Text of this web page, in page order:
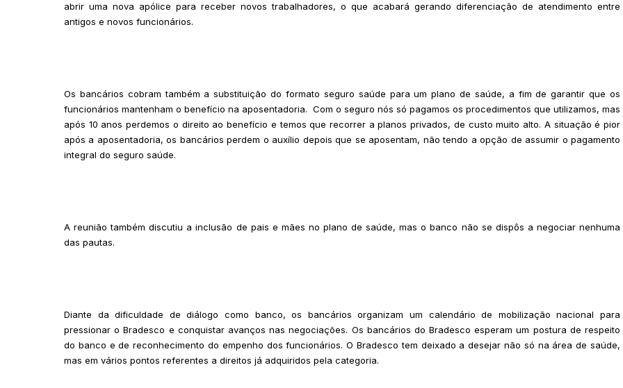
abrir uma nova apólice para receber novos trabalhadores, o que acabará gerando diferenciação de atendimento entre
antigos e novos funcionários.
Os bancários cobram também a substituição do formato seguro saúde para um plano de saúde, a fim de garantir que os
funcionários mantenham o benefício na aposentadoria. Com o seguro nós só pagamos os procedimentos que utilizamos, mas
após 10 anos perdemos o direito ao benefício e temos que recorrer a planos privados, de custo muito alto. A situação é pior
após a aposentadoria, os bancários perdem o auxílio depois que se aposentam, não tendo a opção de assumir o pagamento
integral do seguro saúde.
A reunião também discutiu a inclusão de pais e mães no plano de saúde, mas o banco não se dispôs a negociar nenhuma
das pautas.
Diante da dificuldade de diálogo como banco, os bancários organizam um calendário de mobilização nacional para
pressionar o Bradesco e conquistar avanços nas negociações. Os bancários do Bradesco esperam um postura de respeito
do banco e de reconhecimento do empenho dos funcionários. O Bradesco tem deixado a desejar não só na área de saúde,
mas em vários pontos referentes a direitos já adquiridos pela categoria.